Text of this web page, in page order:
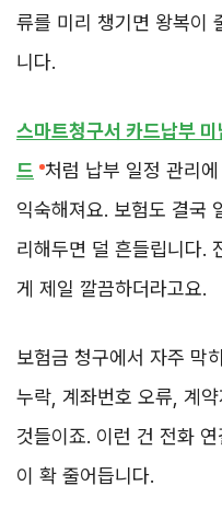
류를 미리 챙기면 왕복이
니다.
스마트청구서 카드납부
드 처럼 납부 일정 관리
익숙해져요. 보험도 결국
리해두면 덜 흔들립니다.
게 제일 깔끔하더라고요.
보험금 청구에서 자주 막
누락, 계좌번호 오류, 계
것들이죠. 이런 건 전화
이 확 줄어듭니다.